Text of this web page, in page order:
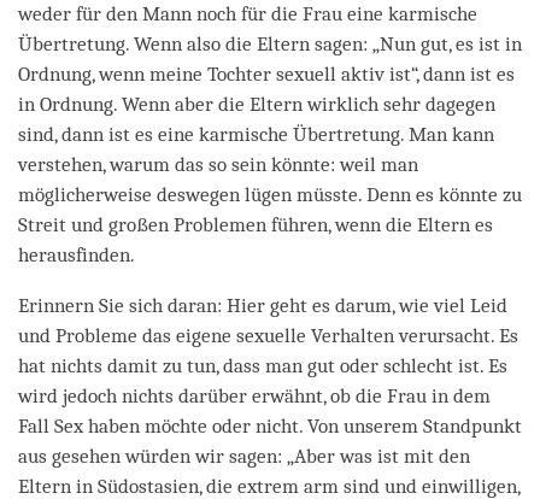
weder für den Mann noch für die Frau eine karmische
Übertretung. Wenn also die Eltern sagen: „Nun gut, es ist in
Ordnung, wenn meine Tochter sexuell aktiv ist“, dann ist es
in Ordnung. Wenn aber die Eltern wirklich sehr dagegen
sind, dann ist es eine karmische Übertretung. Man kann
verstehen, warum das so sein könnte: weil man
möglicherweise deswegen lügen müsste. Denn es könnte zu
Streit und großen Problemen führen, wenn die Eltern es
herausfinden.
Erinnern Sie sich daran: Hier geht es darum, wie viel Leid
und Probleme das eigene sexuelle Verhalten verursacht. Es
hat nichts damit zu tun, dass man gut oder schlecht ist. Es
wird jedoch nichts darüber erwähnt, ob die Frau in dem
Fall Sex haben möchte oder nicht. Von unserem Standpunkt
aus gesehen würden wir sagen: „Aber was ist mit den
Eltern in Südostasien, die extrem arm sind und einwilligen,